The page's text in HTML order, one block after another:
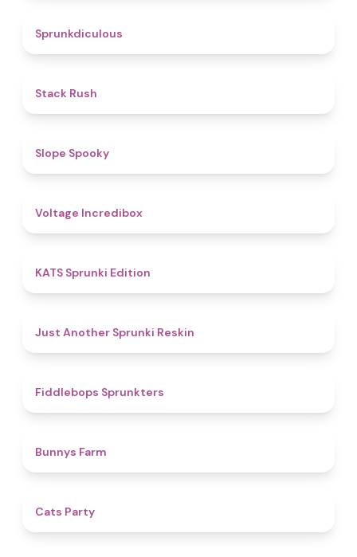
Sprunkdiculous
Stack Rush
Slope Spooky
Voltage Incredibox
KATS Sprunki Edition
Just Another Sprunki Reskin
Fiddlebops Sprunkters
Bunnys Farm
Cats Party